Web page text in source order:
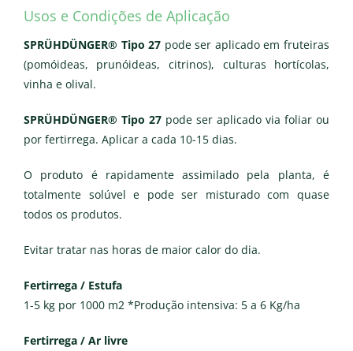
Usos e Condições de Aplicação
SPRÜHDÜNGER® Tipo 27 pode ser aplicado em fruteiras
(pomóideas, prunóideas, citrinos), culturas hortícolas,
vinha e olival.
SPRÜHDÜNGER® Tipo 27 pode ser aplicado via foliar ou
por fertirrega. Aplicar a cada 10-15 dias.
O produto é rapidamente assimilado pela planta, é
totalmente solúvel e pode ser misturado com quase
todos os produtos.
Evitar tratar nas horas de maior calor do dia.
Fertirrega / Estufa
1-5 kg por 1000 m2 *Produção intensiva: 5 a 6 Kg/ha
Fertirrega / Ar livre